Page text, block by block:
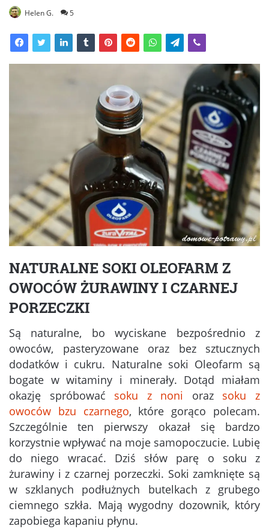
Helen G. 5
NATURALNE SOKI OLEOFARM Z
OWOCÓW ŻURAWINY I CZARNEJ
PORZECZKI
Są naturalne, bo wyciskane bezpośrednio z
owoców, pasteryzowane oraz bez sztucznych
dodatków i cukru. Naturalne soki Oleofarm są
bogate w witaminy i minerały. Dotąd miałam
okazję spróbować soku z noni oraz soku z
owoców bzu czarnego, które gorąco polecam.
Szczególnie ten pierwszy okazał się bardzo
korzystnie wpływać na moje samopoczucie. Lubię
do niego wracać. Dziś słów parę o soku z
żurawiny i z czarnej porzeczki. Soki zamknięte są
w szklanych podłużnych butelkach z grubego
ciemnego szkła. Mają wygodny dozownik, który
zapobiega kapaniu płynu.